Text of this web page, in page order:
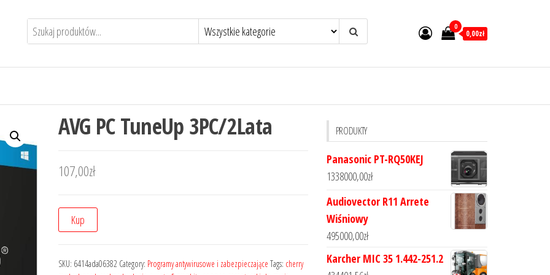
0
0,00zł
AVG PC TuneUp 3PC/2Lata
107,00zł
Kup
SKU: 6414ada06382 Category: Programy antywirusowe i zabezpieczające Tags: cherry
PRODUKTY
Panasonic PT-RQ50KEJ
1338000,00zł
Audiovector R11 Arrete
Wiśniowy
495000,00zł
Karcher MIC 35 1.442-251.2